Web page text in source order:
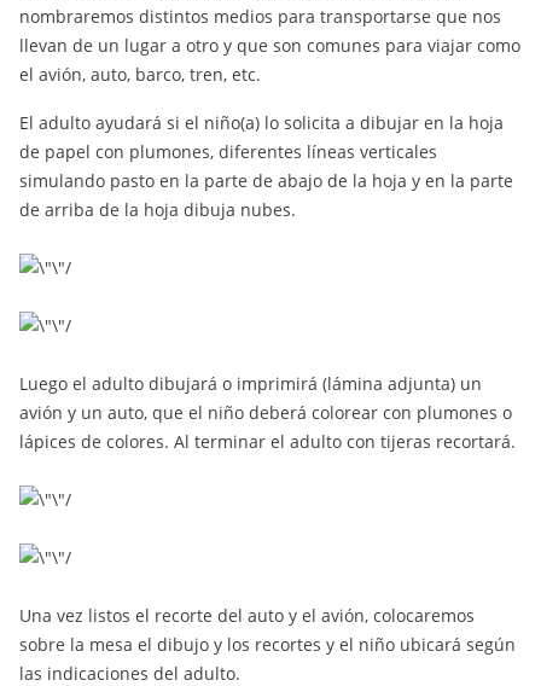
nombraremos distintos medios para transportarse que nos
llevan de un lugar a otro y que son comunes para viajar como
el avión, auto, barco, tren, etc.
El adulto ayudará si el niño(a) lo solicita a dibujar en la hoja
de papel con plumones, diferentes líneas verticales
simulando pasto en la parte de abajo de la hoja y en la parte
de arriba de la hoja dibuja nubes.
Luego el adulto dibujará o imprimirá (lámina adjunta) un
avión y un auto, que el niño deberá colorear con plumones o
lápices de colores. Al terminar el adulto con tijeras recortará.
Una vez listos el recorte del auto y el avión, colocaremos
sobre la mesa el dibujo y los recortes y el niño ubicará según
las indicaciones del adulto.